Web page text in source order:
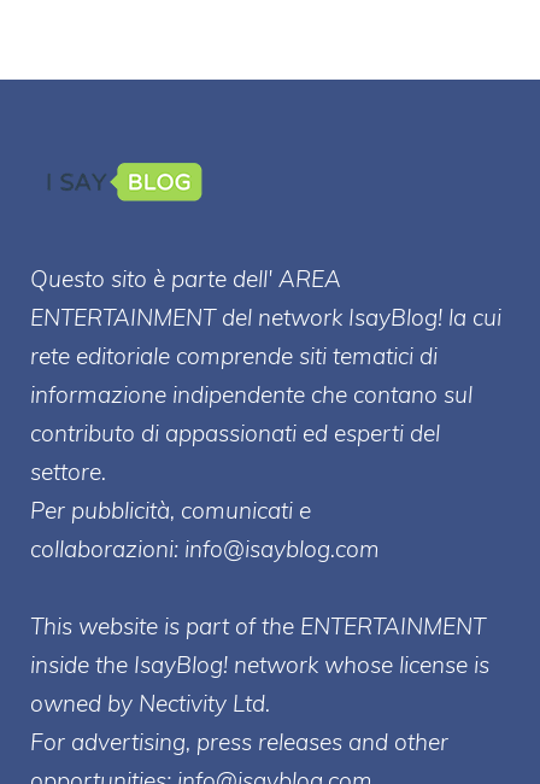
Questo sito è parte dell' AREA
ENTERTAINMENT del network IsayBlog! la cui
rete editoriale comprende siti tematici di
informazione indipendente che contano sul
contributo di appassionati ed esperti del
settore.
Per pubblicità, comunicati e
collaborazioni: info@isayblog.com
This website is part of the ENTERTAINMENT
inside the IsayBlog! network whose license is
owned by Nectivity Ltd.
For advertising, press releases and other